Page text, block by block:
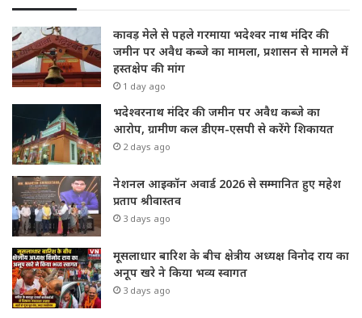
कावड़ मेले से पहले गरमाया भदेश्वर नाथ मंदिर की
जमीन पर अवैध कब्जे का मामला, प्रशासन से मामले में
हस्तक्षेप की मांग
1 day ago
भदेश्वरनाथ मंदिर की जमीन पर अवैध कब्जे का
आरोप, ग्रामीण कल डीएम-एसपी से करेंगे शिकायत
2 days ago
नेशनल आइकॉन अवार्ड 2026 से सम्मानित हुए महेश
प्रताप श्रीवास्तव
3 days ago
मूसलाधार बारिश के बीच क्षेत्रीय अध्यक्ष विनोद राय का
अनूप खरे ने किया भव्य स्वागत
3 days ago